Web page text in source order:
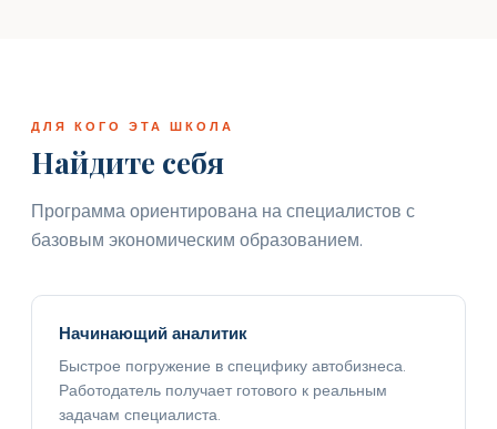
ДЛЯ КОГО ЭТА ШКОЛА
Найдите себя
Программа ориентирована на специалистов с
базовым экономическим образованием.
Начинающий аналитик
Быстрое погружение в специфику автобизнеса.
Работодатель получает готового к реальным
задачам специалиста.